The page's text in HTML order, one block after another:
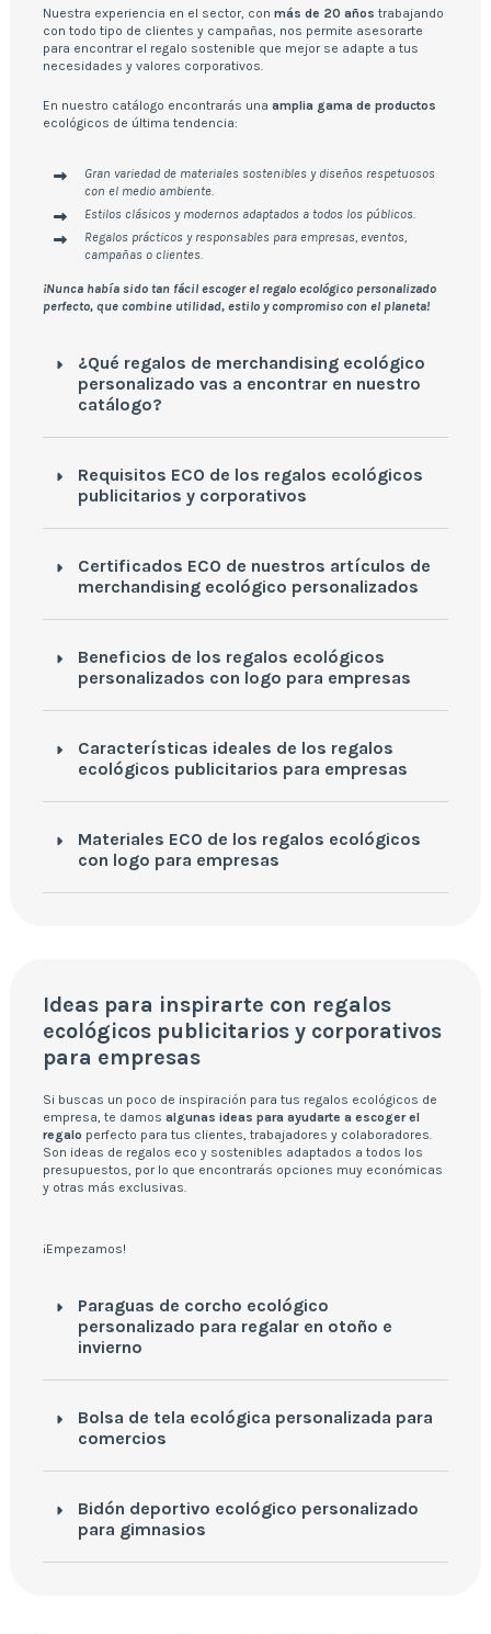
Nuestra experiencia en el sector, con más de 20 años trabajando
con todo tipo de clientes y campañas, nos permite asesorarte
para encontrar el regalo sostenible que mejor se adapte a tus
necesidades y valores corporativos.
En nuestro catálogo encontrarás una amplia gama de productos
ecológicos de última tendencia:
Gran variedad de materiales sostenibles y diseños respetuosos
con el medio ambiente.
Estilos clásicos y modernos adaptados a todos los públicos.
Regalos prácticos y responsables para empresas, eventos,
campañas o clientes.
¡Nunca había sido tan fácil escoger el regalo ecológico personalizado
perfecto, que combine utilidad, estilo y compromiso con el planeta!
¿Qué regalos de merchandising ecológico
personalizado vas a encontrar en nuestro
catálogo?
Requisitos ECO de los regalos ecológicos
publicitarios y corporativos
Certificados ECO de nuestros artículos de
merchandising ecológico personalizados
Beneficios de los regalos ecológicos
personalizados con logo para empresas
Características ideales de los regalos
ecológicos publicitarios para empresas
Materiales ECO de los regalos ecológicos
con logo para empresas
Ideas para inspirarte con regalos
ecológicos publicitarios y corporativos
para empresas
Si buscas un poco de inspiración para tus regalos ecológicos de
empresa, te damos algunas ideas para ayudarte a escoger el
regalo perfecto para tus clientes, trabajadores y colaboradores.
Son ideas de regalos eco y sostenibles adaptados a todos los
presupuestos, por lo que encontrarás opciones muy económicas
y otras más exclusivas.
¡Empezamos!
Paraguas de corcho ecológico
personalizado para regalar en otoño e
invierno
Bolsa de tela ecológica personalizada para
comercios
Bidón deportivo ecológico personalizado
para gimnasios